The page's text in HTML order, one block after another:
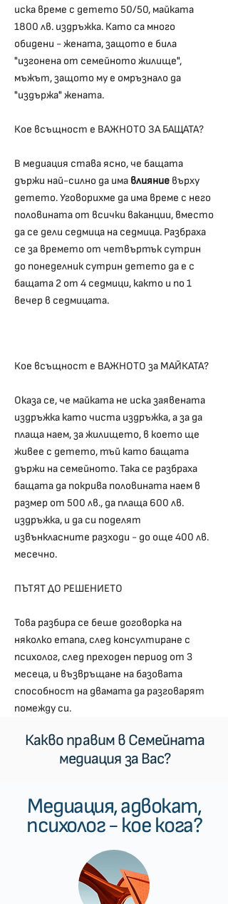
иска време с детето 50/50, майката
1800 лв. издръжка. Като са много
обидени - жената, защото е била
"изгонена от семейното жилище",
мъжът, защото му е омръзнало да
"издържа" жената.
Кое всъщност е ВАЖНОТО ЗА БАЩАТА?
В медиация става ясно, че бащата
държи най-силно да има влияние върху
детето. Уговорихме да има време с него
половината от всички ваканции, вместо
да се дели седмица на седмица. Разбраха
се за времето от четвъртък сутрин
до понеделник сутрин детето да е с
бащата 2 от 4 седмици, както и по 1
вечер в седмицата.
Кое всъщност е ВАЖНОТО за МАЙКАТА?
Оказа се, че майката не иска заявената
издръжка като чиста издръжка, а за да
плаща наем, за жилището, в което ще
живее с детето, тъй като бащата
държи на семейното. Така се разбраха
бащата да покрива половината наем в
размер от 500 лв., да плаща 600 лв.
издръжка, и да си поделят
извънкласните разходи - до още 400 лв.
месечно.
ПЪТЯТ ДО РЕШЕНИЕТО
Това разбира се беше договорка на
няколко етапа, след консултиране с
психолог, след преходен период от 3
месеца, и възвръщане на базовата
способност на двамата да разговарят
помежду си.
Какво правим в Семейната
медиация за Вас?
Медиация, адвокат,
психолог - кое кога?